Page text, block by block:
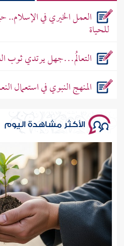
العمل الخيري في الإسلام..
للحياة
التعالُم…جهل يرتدي ثوب
المنهج النبوي في استعمال
الأكثر مشاهدة اليوم